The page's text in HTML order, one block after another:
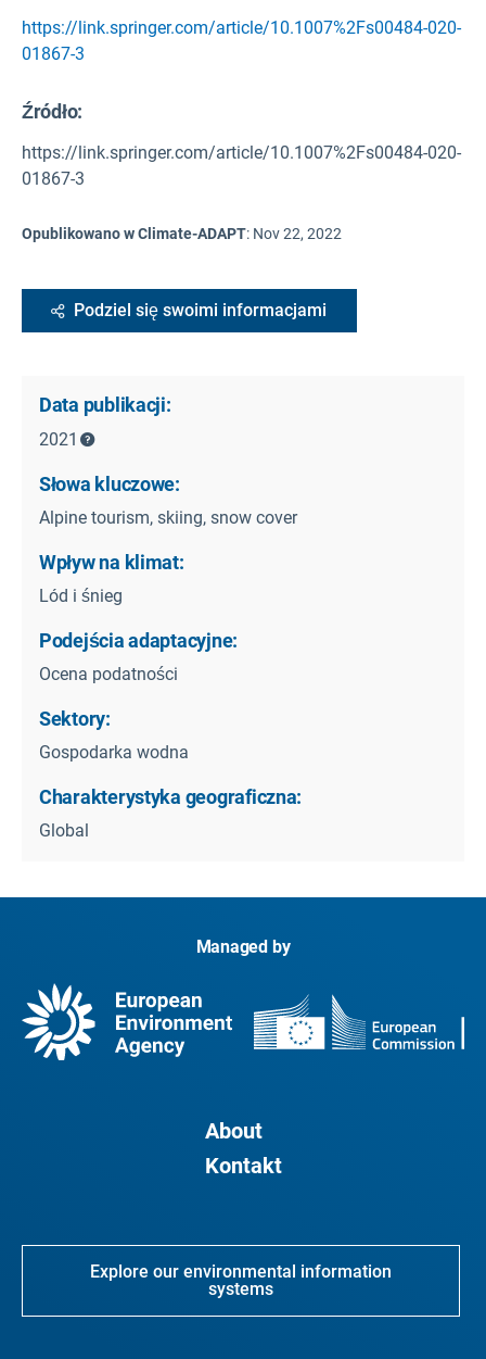
https://link.springer.com/article/10.1007%2Fs00484-020-
01867-3
Źródło:
https://link.springer.com/article/10.1007%2Fs00484-020-
01867-3
Opublikowano w Climate-ADAPT: Nov 22, 2022
Podziel się swoimi informacjami
Data publikacji:
2021
Słowa kluczowe:
Alpine tourism, skiing, snow cover
Wpływ na klimat:
Lód i śnieg
Podejścia adaptacyjne:
Ocena podatności
Sektory:
Gospodarka wodna
Charakterystyka geograficzna:
Global
Managed by
About
Kontakt
Explore our environmental information
systems